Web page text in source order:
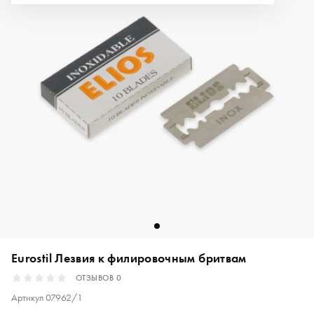
Eurostil Лезвия к филировочным бритвам
ОТЗЫВОВ 0
Артикул07962/1